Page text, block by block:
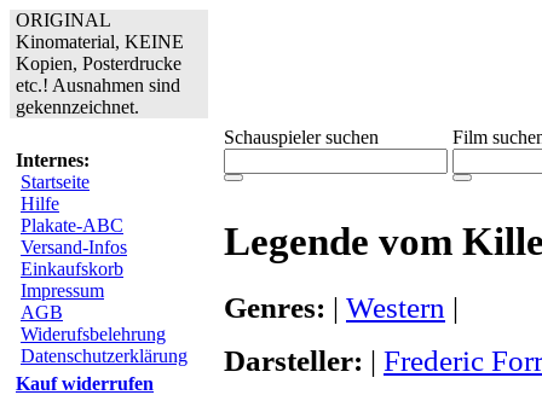
ORIGINAL
Kinomaterial, KEINE
Kopien, Posterdrucke
etc.! Ausnahmen sind
gekennzeichnet.
Internes:
Startseite
Hilfe
Plakate-ABC
Versand-Infos
Einkaufskorb
Impressum
AGB
Widerufsbelehrung
Datenschutzerklärung
Kauf widerrufen
Schauspieler suchen Film
Legende vom
Genres: | Western |
Darsteller: | Frederic